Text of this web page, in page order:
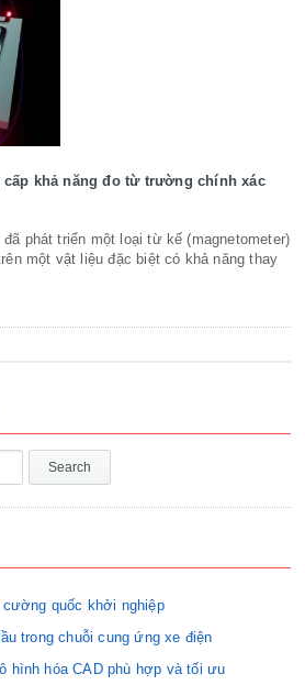
khả năng đo từ trường chính xác
phát triển một loại từ kế (magnetometer)
một vật liệu đặc biệt có khả năng thay
quốc khởi nghiệp
trong chuỗi cung ứng xe điện
hình hóa CAD phù hợp và tối ưu